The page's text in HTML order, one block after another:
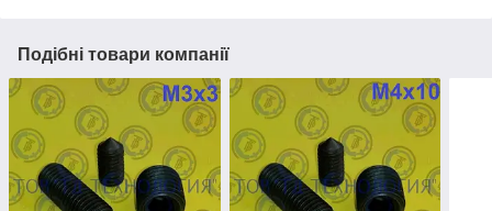
Подібні товари компанії